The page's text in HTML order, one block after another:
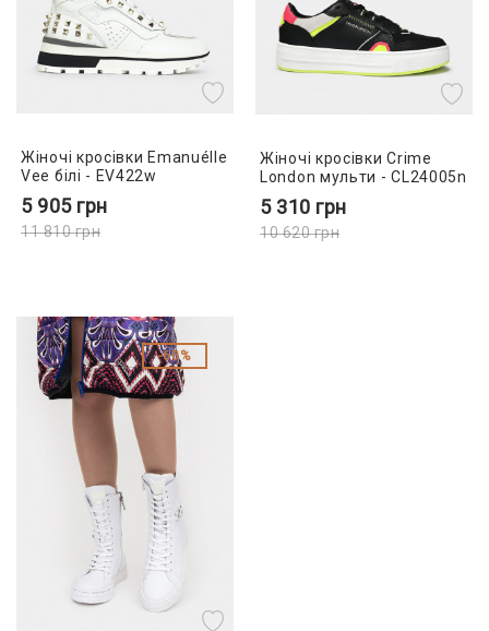
Жіночі кросівки Emanuélle
Vee білі - EV422w
5 905 грн
11 810грн
Жіночі кросівки Crime
London мульти - CL24005n
5 310 грн
10 620грн
60%